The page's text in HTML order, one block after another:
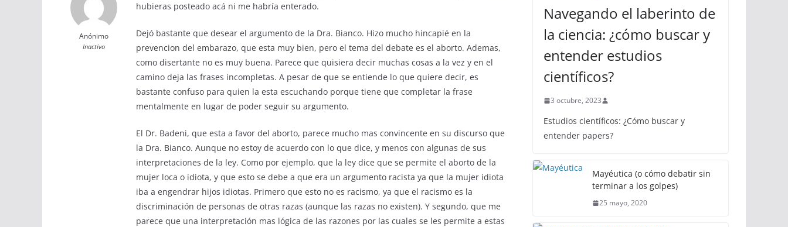
Anónimo
Inactivo
hubieras posteado acá ni me habría enterado.
Dejó bastante que desear el argumento de la Dra. Bianco. Hizo mucho hincapié en la
prevencion del embarazo, que esta muy bien, pero el tema del debate es el aborto. Ademas,
como disertante no es muy buena. Parece que quisiera decir muchas cosas a la vez y en el
camino deja las frases incompletas. A pesar de que se entiende lo que quiere decir, es
bastante confuso para quien la esta escuchando porque tiene que completar la frase
mentalmente en lugar de poder seguir su argumento.
El Dr. Badeni, que esta a favor del aborto, parece mucho mas convincente en su discurso que
la Dra. Bianco. Aunque no estoy de acuerdo con lo que dice, y menos con algunas de sus
interpretaciones de la ley. Como por ejemplo, que la ley dice que se permite el aborto de la
mujer loca o idiota, y que esto se debe a que era un argumento racista ya que la mujer idiota
iba a engendrar hijos idiotas. Primero que esto no es racismo, ya que el racismo es la
discriminación de personas de otras razas (aunque las razas no existen). Y segundo, que me
parece que una interpretación mas lógica de las razones por las cuales se les permite a estas
Navegando el laberinto de
la ciencia: ¿cómo buscar y
entender estudios
científicos?
3 octubre, 2023
Estudios científicos: ¿Cómo buscar y
entender papers?
Mayéutica (o cómo debatir sin
terminar a los golpes)
25 mayo, 2020